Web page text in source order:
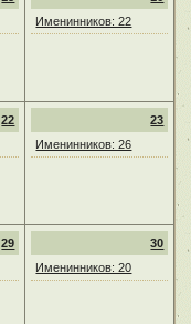
Именинников: 22
22
23
Именинников: 26
29
30
Именинников: 20